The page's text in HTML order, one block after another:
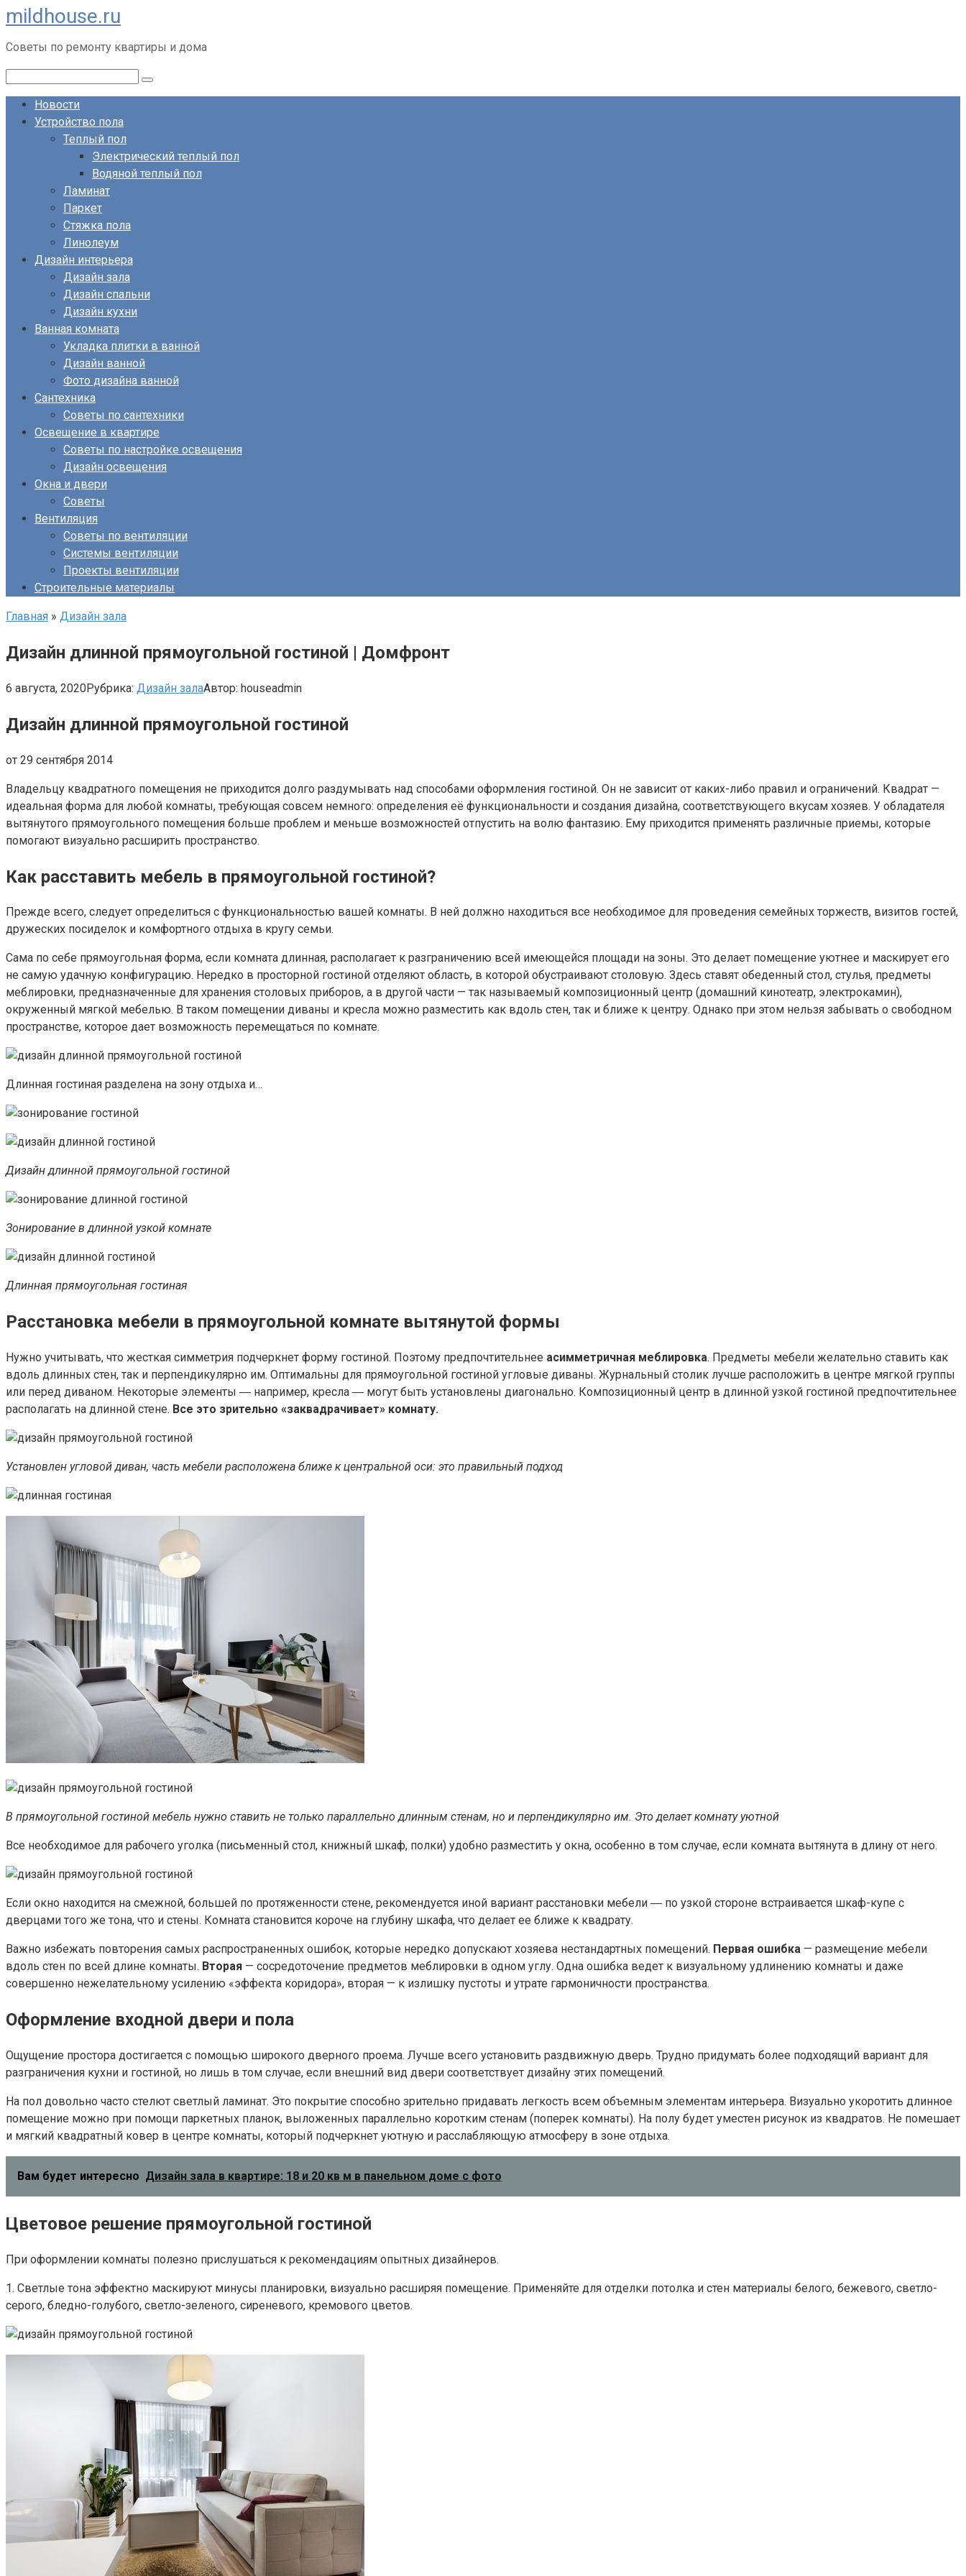
Перейти
к
контенту
mildhouse.ru
Советы по ремонту квартиры и дома
Новости
Устройство пола
Теплый пол
Электрический теплый пол
Водяной теплый пол
Ламинат
Паркет
Стяжка пола
Линолеум
Дизайн интерьера
Дизайн зала
Дизайн спальни
Дизайн кухни
Ванная комната
Укладка плитки в ванной
Дизайн ванной
Фото дизайна ванной
Сантехника
Советы по сантехники
Освещение в квартире
Советы по настройке освещения
Дизайн освещения
Окна и двери
Советы
Вентиляция
Советы по вентиляции
Системы вентиляции
Проекты вентиляции
Строительные материалы
Главная » Дизайн зала
Дизайн длинной прямоугольной гостиной | Домфронт
6 августа, 2020Рубрика: Дизайн залаАвтор: houseadmin
Дизайн длинной прямоугольной гостиной
от 29 сентября 2014
Владельцу квадратного помещения не приходится долго раздумывать над способами оформления гостиной. Он не зависит от каких-либо правил и ограничений. Квадрат —
идеальная форма для любой комнаты, требующая совсем немного: определения её функциональности и создания дизайна, соответствующего вкусам хозяев. У обладателя
вытянутого прямоугольного помещения больше проблем и меньше возможностей отпустить на волю фантазию. Ему приходится применять различные приемы, которые
помогают визуально расширить пространство.
Как расставить мебель в прямоугольной гостиной?
Прежде всего, следует определиться с функциональностью вашей комнаты. В ней должно находиться все необходимое для проведения семейных торжеств, визитов гостей,
дружеских посиделок и комфортного отдыха в кругу семьи.
Сама по себе прямоугольная форма, если комната длинная, располагает к разграничению всей имеющейся площади на зоны. Это делает помещение уютнее и маскирует его
не самую удачную конфигурацию. Нередко в просторной гостиной отделяют область, в которой обустраивают столовую. Здесь ставят обеденный стол, стулья, предметы
меблировки, предназначенные для хранения столовых приборов, а в другой части — так называемый композиционный центр (домашний кинотеатр, электрокамин),
окруженный мягкой мебелью. В таком помещении диваны и кресла можно разместить как вдоль стен, так и ближе к центру. Однако при этом нельзя забывать о свободном
пространстве, которое дает возможность перемещаться по комнате.
Длинная гостиная разделена на зону отдыха и…
Дизайн длинной прямоугольной гостиной
Зонирование в длинной узкой комнате
Длинная прямоугольная гостиная
Расстановка мебели в прямоугольной комнате вытянутой формы
Нужно учитывать, что жесткая симметрия подчеркнет форму гостиной. Поэтому предпочтительнее асимметричная меблировка. Предметы мебели желательно ставить как
вдоль длинных стен, так и перпендикулярно им. Оптимальны для прямоугольной гостиной угловые диваны. Журнальный столик лучше расположить в центре мягкой группы
или перед диваном. Некоторые элементы ― например, кресла ― могут быть установлены диагонально. Композиционный центр в длинной узкой гостиной предпочтительнее
располагать на длинной стене. Все это зрительно «заквадрачивает» комнату.
Установлен угловой диван, часть мебели расположена ближе к центральной оси: это правильный подход
В прямоугольной гостиной мебель нужно ставить не только параллельно длинным стенам, но и перпендикулярно им. Это делает комнату уютной
Все необходимое для рабочего уголка (письменный стол, книжный шкаф, полки) удобно разместить у окна, особенно в том случае, если комната вытянута в длину от него.
Если окно находится на смежной, большей по протяженности стене, рекомендуется иной вариант расстановки мебели ― по узкой стороне встраивается шкаф-купе с
дверцами того же тона, что и стены. Комната становится короче на глубину шкафа, что делает ее ближе к квадрату.
Важно избежать повторения самых распространенных ошибок, которые нередко допускают хозяева нестандартных помещений. Первая ошибка — размещение мебели
вдоль стен по всей длине комнаты. Вторая — сосредоточение предметов меблировки в одном углу. Одна ошибка ведет к визуальному удлинению комнаты и даже
совершенно нежелательному усилению «эффекта коридора», вторая — к излишку пустоты и утрате гармоничности пространства.
Оформление входной двери и пола
Ощущение простора достигается с помощью широкого дверного проема. Лучше всего установить раздвижную дверь. Трудно придумать более подходящий вариант для
разграничения кухни и гостиной, но лишь в том случае, если внешний вид двери соответствует дизайну этих помещений.
На пол довольно часто стелют светлый ламинат. Это покрытие способно зрительно придавать легкость всем объемным элементам интерьера. Визуально укоротить длинное
помещение можно при помощи паркетных планок, выложенных параллельно коротким стенам (поперек комнаты). На полу будет уместен рисунок из квадратов. Не помешает
и мягкий квадратный ковер в центре комнаты, который подчеркнет уютную и расслабляющую атмосферу в зоне отдыха.
Вам будет интересно Дизайн зала в квартире: 18 и 20 кв м в панельном доме с фото
Цветовое решение прямоугольной гостиной
При оформлении комнаты полезно прислушаться к рекомендациям опытных дизайнеров.
1. Светлые тона эффектно маскируют минусы планировки, визуально расширяя помещение. Применяйте для отделки потолка и стен материалы белого, бежевого, светло-
серого, бледно-голубого, светло-зеленого, сиреневого, кремового цветов.